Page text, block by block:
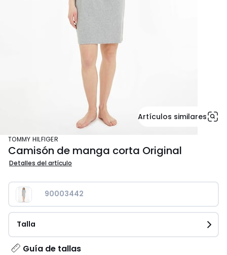
Artículos similares
TOMMY HILFIGER
Camisón de manga corta Original
Detalles del artículo
90003442
Talla
Guía de tallas